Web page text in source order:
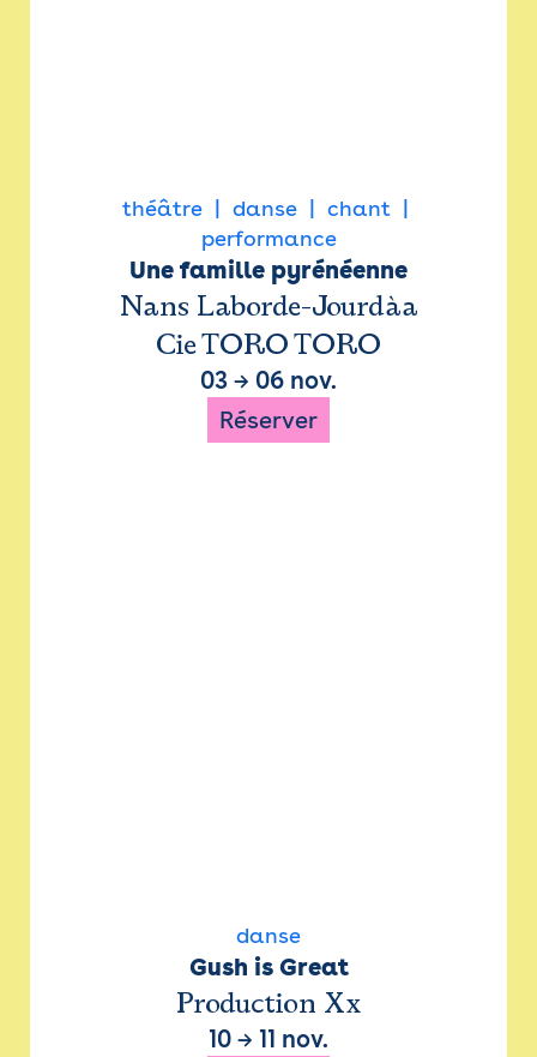
théâtre danse
chant
performance
Une famille pyrénéenne
Nans Laborde-Jourdàa
Cie TORO TORO
03 → 06 nov.
Réserver
danse
Gush is Great
Production Xx
10 → 11 nov.